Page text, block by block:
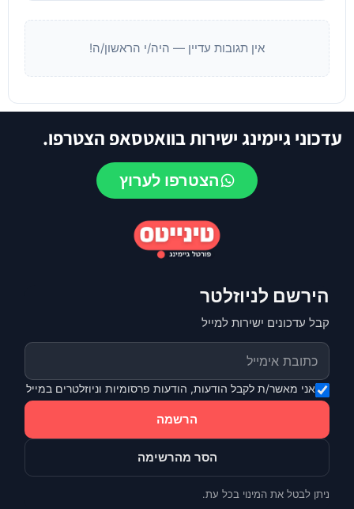
אין תגובות עדיין — היה/י הראשון/ה!
עדכוני גיימינג ישירות בוואטסאפ הצטרפו.
הצטרפו לערוץ
הירשם לניוזלטר
קבל עדכונים ישירות למייל
אני מאשר/ת לקבל הודעות, הודעות פרסומיות וניוזלטרים במייל
הרשמה
הסר מהרשימה
ניתן לבטל את המינוי בכל עת.